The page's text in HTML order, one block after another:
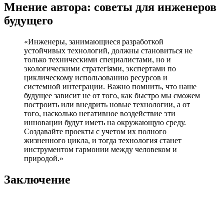
Мнение автора: советы для инженеров
будущего
«Инженеры, занимающиеся разработкой
устойчивых технологий, должны становиться не
только техническими специалистами, но и
экологическими стратегіями, экспертами по
циклическому использованию ресурсов и
системной интеграции. Важно помнить, что наше
будущее зависит не от того, как быстро мы сможем
построить или внедрить новые технологии, а от
того, насколько негативное воздействие эти
инновации будут иметь на окружающую среду.
Создавайте проекты с учетом их полного
жизненного цикла, и тогда технология станет
инструментом гармонии между человеком и
природой.»
Заключение